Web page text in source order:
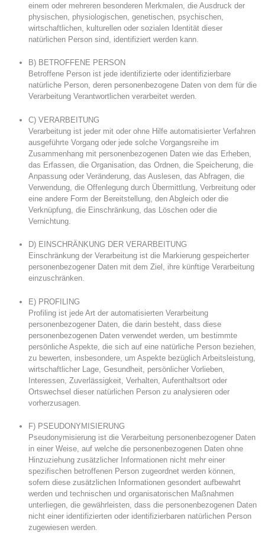
einem oder mehreren besonderen Merkmalen, die Ausdruck der
physischen, physiologischen, genetischen, psychischen,
wirtschaftlichen, kulturellen oder sozialen Identität dieser
natürlichen Person sind, identifiziert werden kann.
B) BETROFFENE PERSON
Betroffene Person ist jede identifizierte oder identifizierbare
natürliche Person, deren personenbezogene Daten von dem für die
Verarbeitung Verantwortlichen verarbeitet werden.
C) VERARBEITUNG
Verarbeitung ist jeder mit oder ohne Hilfe automatisierter Verfahren
ausgeführte Vorgang oder jede solche Vorgangsreihe im
Zusammenhang mit personenbezogenen Daten wie das Erheben,
das Erfassen, die Organisation, das Ordnen, die Speicherung, die
Anpassung oder Veränderung, das Auslesen, das Abfragen, die
Verwendung, die Offenlegung durch Übermittlung, Verbreitung oder
eine andere Form der Bereitstellung, den Abgleich oder die
Verknüpfung, die Einschränkung, das Löschen oder die
Vernichtung.
D) EINSCHRÄNKUNG DER VERARBEITUNG
Einschränkung der Verarbeitung ist die Markierung gespeicherter
personenbezogener Daten mit dem Ziel, ihre künftige Verarbeitung
einzuschränken.
E) PROFILING
Profiling ist jede Art der automatisierten Verarbeitung
personenbezogener Daten, die darin besteht, dass diese
personenbezogenen Daten verwendet werden, um bestimmte
persönliche Aspekte, die sich auf eine natürliche Person beziehen,
zu bewerten, insbesondere, um Aspekte bezüglich Arbeitsleistung,
wirtschaftlicher Lage, Gesundheit, persönlicher Vorlieben,
Interessen, Zuverlässigkeit, Verhalten, Aufenthaltsort oder
Ortswechsel dieser natürlichen Person zu analysieren oder
vorherzusagen.
F) PSEUDONYMISIERUNG
Pseudonymisierung ist die Verarbeitung personenbezogener Daten
in einer Weise, auf welche die personenbezogenen Daten ohne
Hinzuziehung zusätzlicher Informationen nicht mehr einer
spezifischen betroffenen Person zugeordnet werden können,
sofern diese zusätzlichen Informationen gesondert aufbewahrt
werden und technischen und organisatorischen Maßnahmen
unterliegen, die gewährleisten, dass die personenbezogenen Daten
nicht einer identifizierten oder identifizierbaren natürlichen Person
zugewiesen werden.